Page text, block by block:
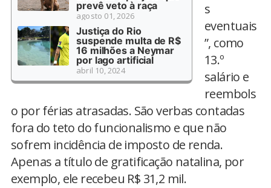
prevê veto à raça
agosto 01, 2026
Justiça do Rio
suspende multa de R$
16 milhões a Neymar
por lago artificial
abril 10, 2024
s
eventuais
”, como
13.º
salário e
reembols
o por férias atrasadas. São verbas contadas
fora do teto do funcionalismo e que não
sofrem incidência de imposto de renda.
Apenas a título de gratificação natalina, por
exemplo, ele recebeu R$ 31,2 mil.